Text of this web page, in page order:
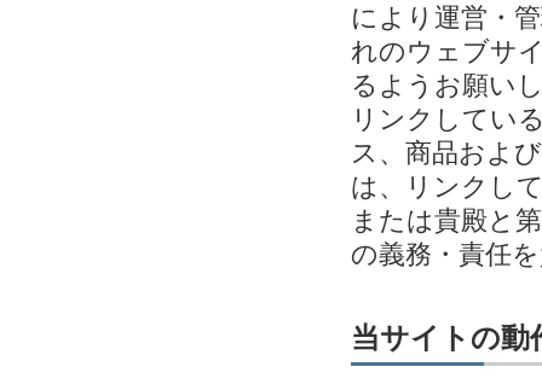
により運営・
れのウェブサ
るようお願い
リンクしてい
ス、商品およ
は、リンクし
または貴殿と
の義務・責任
当サイトの動